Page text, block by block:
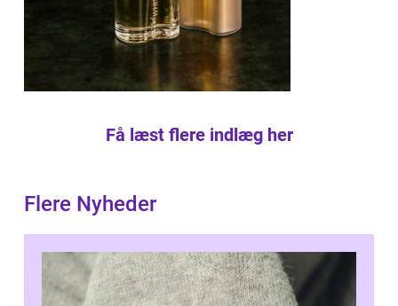
Få læst flere indlæg her
Flere Nyheder